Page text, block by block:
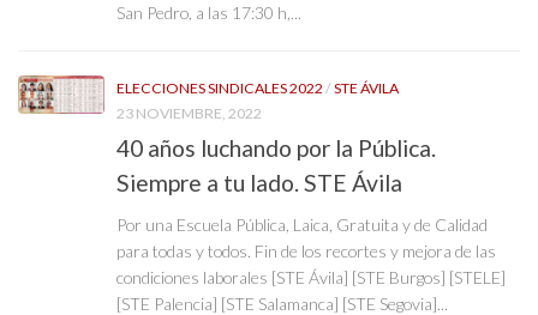
San Pedro, a las 17:30 h,...
ELECCIONES SINDICALES 2022 /STE ÁVILA
23 NOVIEMBRE, 2022
40 años luchando por la Pública.
Siempre a tu lado. STE Ávila
Por una Escuela Pública, Laica, Gratuita y de Calidad
para todas y todos. Fin de los recortes y mejora de las
condiciones laborales [STE Ávila] [STE Burgos] [STELE]
[STE Palencia] [STE Salamanca] [STE Segovia]...